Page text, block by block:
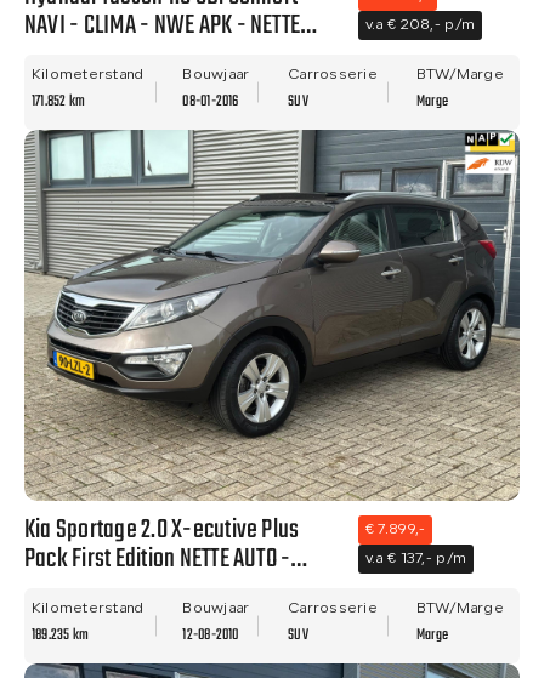
NAVI - CLIMA - NWE APK - NETTE
v.a € 208,- p/m
Kilometerstand
171.852 km
Bouwjaar
08-01-2016
Carrosserie
SUV
BTW/Marge
Marge
Kia Sportage 2.0 X-ecutive Plus
Pack First Edition NETTE AUTO -
€ 7.899,-
v.a € 137,- p/m
Kilometerstand
189.235 km
Bouwjaar
12-08-2010
Carrosserie
SUV
BTW/Marge
Marge